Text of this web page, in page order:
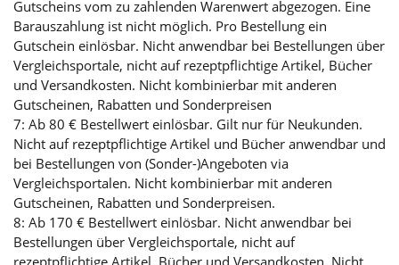
Gutscheins vom zu zahlenden Warenwert abgezogen. Eine
Barauszahlung ist nicht möglich. Pro Bestellung ein
Gutschein einlösbar. Nicht anwendbar bei Bestellungen über
Vergleichsportale, nicht auf rezeptpflichtige Artikel, Bücher
und Versandkosten. Nicht kombinierbar mit anderen
Gutscheinen, Rabatten und Sonderpreisen
7: Ab 80 € Bestellwert einlösbar. Gilt nur für Neukunden.
Nicht auf rezeptpflichtige Artikel und Bücher anwendbar und
bei Bestellungen von (Sonder-)Angeboten via
Vergleichsportalen. Nicht kombinierbar mit anderen
Gutscheinen, Rabatten und Sonderpreisen.
8: Ab 170 € Bestellwert einlösbar. Nicht anwendbar bei
Bestellungen über Vergleichsportale, nicht auf